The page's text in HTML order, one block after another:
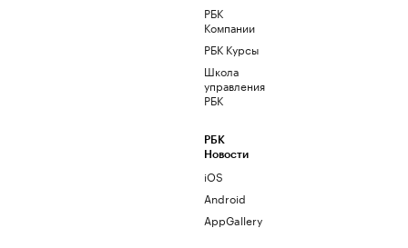
РБК
Компании
РБК Курсы
Школа
управления
РБК
РБК
Новости
iOS
Android
AppGallery